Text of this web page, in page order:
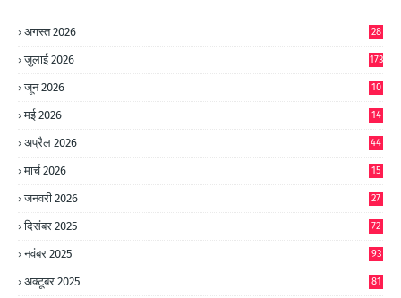
अगस्त 2026 28
जुलाई 2026 173
जून 2026
10
मई 2026
14
अप्रैल 2026 44
मार्च 2026 15
जनवरी 2026 27
दिसंबर 2025 72
नवंबर 2025 93
अक्टूबर 2025 81